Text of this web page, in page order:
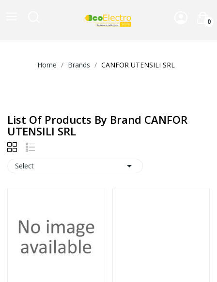
0
Home Brands CANFOR UTENSILI SRL
List Of Products By Brand CANFOR
UTENSILI SRL
Select 